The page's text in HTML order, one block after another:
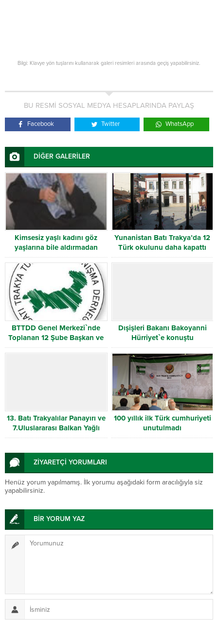
Bilgi: Klavye yön tuşlarını kullanarak galeri resimleri arasında geçiş yapabilirsiniz.
BU RESMİ SOSYAL MEDYA HESAPLARINDA PAYLAŞ
Facebook Twitter WhatsApp
DİĞER GALERİLER
Kimsesiz yaşlı kadını göz
yaşlarına bile aldırmadan
kendi evinden attılar
Yunanistan Batı Trakya’da 12
Türk okulunu daha kapattı
BTTDD Genel Merkezi`nde
Toplanan 12 Şube Başkan ve
Yöneticileri, Ferruh Özkan
Dışişleri Bakanı Bakoyanni
Hürriyet`e konuştu
13. Batı Trakyalılar Panayırı ve
7.Uluslararası Balkan Yağlı
Güreş Şampiyonası büyük bir
100 yıllık ilk Türk cumhuriyeti
unutulmadı
ZİYARETÇİ YORUMLARI
Henüz yorum yapılmamış. İlk yorumu aşağıdaki form aracılığıyla siz
yapabilirsiniz.
BİR YORUM YAZ